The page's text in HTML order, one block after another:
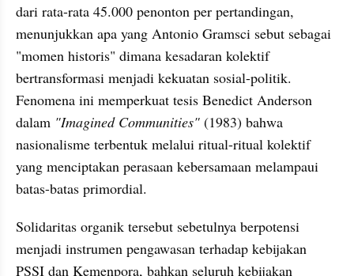
dari rata-rata 45.000 penonton per pertandingan,
menunjukkan apa yang Antonio Gramsci sebut sebagai
"momen historis" dimana kesadaran kolektif
bertransformasi menjadi kekuatan sosial-politik.
Fenomena ini memperkuat tesis Benedict Anderson
dalam "Imagined Communities" (1983) bahwa
nasionalisme terbentuk melalui ritual-ritual kolektif
yang menciptakan perasaan kebersamaan melampaui
batas-batas primordial.
Solidaritas organik tersebut sebetulnya berpotensi
menjadi instrumen pengawasan terhadap kebijakan
PSSI dan Kemenpora, bahkan seluruh kebijakan